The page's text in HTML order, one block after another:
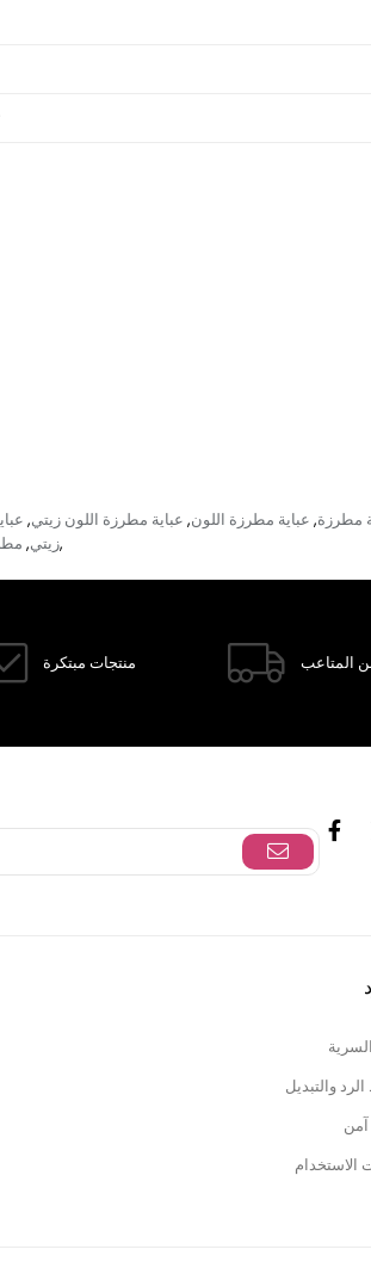
مطرزة, عباية مطرزة اللون, عباية مطرزة اللون زيتي,
زيتي, ,
المتاعب منتجات مبتكرة
والتبديل
الاستخدام